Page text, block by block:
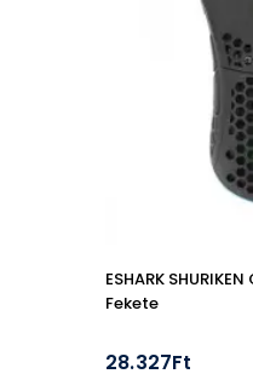
ESHARK
Fekete
28.327Ft